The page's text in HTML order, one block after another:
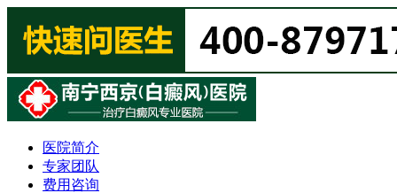
医院简介
专家团队
费用咨询